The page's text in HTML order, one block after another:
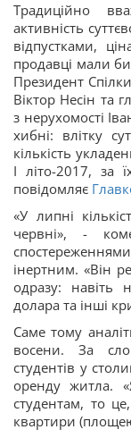
Традиційно
активність
відпустками,
продавці мали
Президент
Віктор Несін та
з нерухомості
хибні: влітку
кількість
І літо-2017, за
повідомляє
«У липні
червні», -
інертним. «Він
одразу: навіть
долара та інші
Саме тому
восени. За
студентів у
оренду житла.
студентам, то
квартири